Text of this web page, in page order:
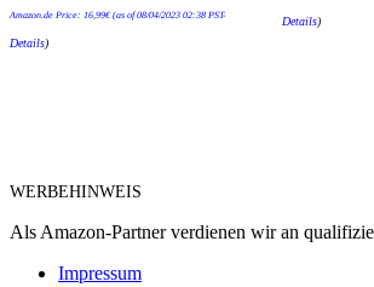
Amazon.de Price: 16,99€(as of 08/04/2023 02:38 PST-
Details)
Details)
WERBEHINWEIS
Als Amazon-Partner verdienen wir an
Impressum